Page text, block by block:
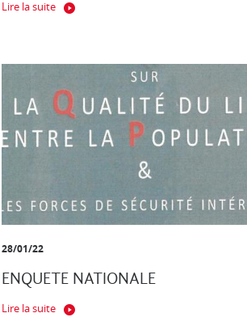
Lire la suite
28/01/22
ENQUETE NATIONALE
Lire la suite